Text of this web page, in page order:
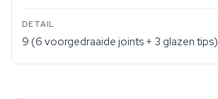
9 (6 voorgedraaide joints + 3 glazen tips)